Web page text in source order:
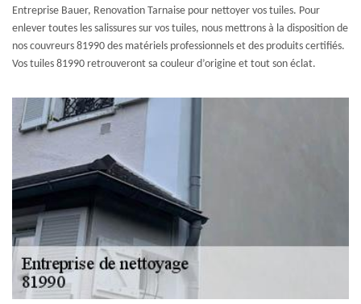
Entreprise Bauer, Renovation Tarnaise pour nettoyer vos tuiles. Pour
enlever toutes les salissures sur vos tuiles, nous mettrons à la disposition de
nos couvreurs 81990 des matériels professionnels et des produits certifiés.
Vos tuiles 81990 retrouveront sa couleur d’origine et tout son éclat.